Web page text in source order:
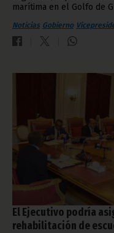
marítima en el Golfo de
Noticias Gobierno
El Ejecutivo podría
rehabilitación de